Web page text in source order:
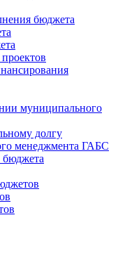
бюджета
муниципального
долгу
менеджмента ГАБС